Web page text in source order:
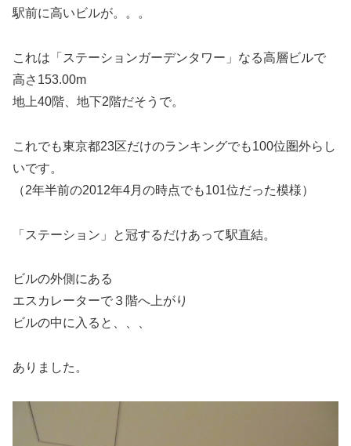
駅前に高いビルが。。。
これは「ステーションガーデンタワー」なる高層ビルで
高さ153.00m
地上40階、地下2階だそうで。
これでも東京都23区だけのランキングでも100位圏外らし
いです。
（2年半前の2012年4月の時点でも101位だった模様）
「ステーション」と冠するだけあって駅直結。
ビルの外側にある
エスカレーターで３階へ上がり
ビルの中に入ると、、、
ありました。